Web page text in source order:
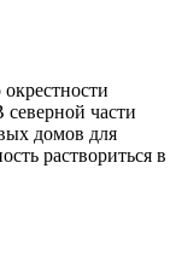
части
домов для
раствориться в